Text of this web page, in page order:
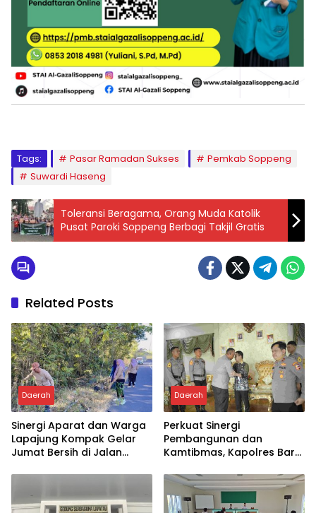
Tags: Pasar Ramadan Sukses
Pemkab Soppeng
Suwardi Haseng
Toleransi Beragama, Orang Muda Katolik
Pusat Paroki Soppeng Berbagi Takjil Gratis
Related Posts
Daerah
Sinergi Aparat dan Warga
Lapajung Kompak Gelar
Jumat Bersih di Jalan
Daerah
Perkuat Sinergi
Pembangunan dan
Kamtibmas, Kapolres Baru
Bupati Suwardi Haseng